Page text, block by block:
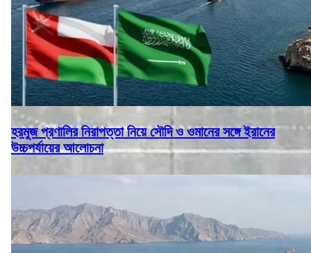
হরমুজ প্রণালির নিরাপত্তা নিয়ে সৌদি ও ওমানের সঙ্গে ইরানের
উচ্চপর্যায়ের আলোচনা